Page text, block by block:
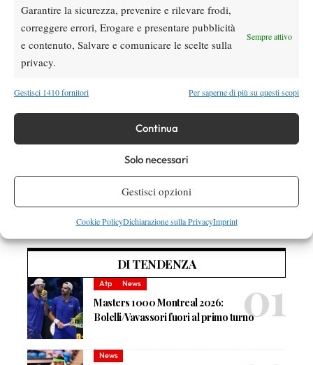
Garantire la sicurezza, prevenire e rilevare frodi,
correggere errori, Erogare e presentare pubblicità
e contenuto, Salvare e comunicare le scelte sulla
privacy.
Sempre attivo
Gestisci 1410 fornitori Per saperne di più su questi scopi
Continua
Solo necessari
Gestisci opzioni
Cookie PolicyDichiarazione sulla PrivacyImprint
Rousset (Fra) 6-4 6-4.
Doppio. Finale: Jankovits/Roy (Fra) b. Bagarello/Capello 7-6 7-6.
TAGGED:Credem Futures GonettaGo Itf
Nessun commento
Devi essereconnessoper inviare un commento.
DI TENDENZA
Atp News
Masters 1000 Montreal 2026:
Bolelli/Vavassori fuori al primo turno
News